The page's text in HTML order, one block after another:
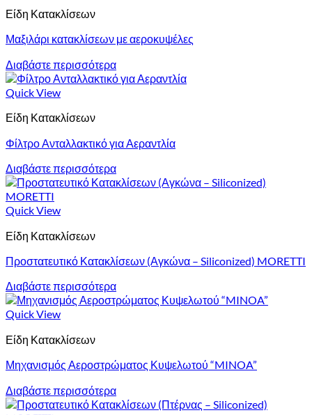
Είδη Κατακλίσεων
Μαξιλάρι κατακλίσεων με αεροκυψέλες
Διαβάστε περισσότερα
Quick View
Είδη Κατακλίσεων
Φίλτρο Ανταλλακτικό για Αεραντλία
Διαβάστε περισσότερα
Quick View
Είδη Κατακλίσεων
Προστατευτικό Κατακλίσεων (Αγκώνα – Siliconized) MORETTI
Διαβάστε περισσότερα
Quick View
Είδη Κατακλίσεων
Μηχανισμός Αεροστρώματος Κυψελωτού “MINOA”
Διαβάστε περισσότερα